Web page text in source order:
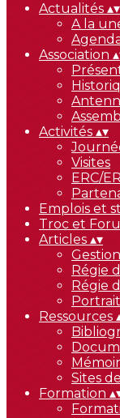
Actualités ▴▾
A la
Association ▴
Activités ▴▾
Visites
ERC/
Emplois et
Troc et
Articles ▴▾
Régie
Régie
Ressources
Sites
Formation ▴